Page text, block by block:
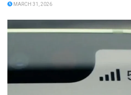
MARCH 31, 2026